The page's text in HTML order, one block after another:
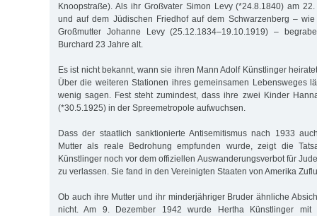
Knoopstraße). Als ihr Großvater Simon Levy (*24.8.1840) am
und auf dem Jüdischen Friedhof auf dem Schwarzenberg –
Großmutter Johanne Levy (25.12.1834–19.10.1919) –
Burchard 23 Jahre alt.
Es ist nicht bekannt, wann sie ihren Mann Adolf Künstlinger
Über die weiteren Stationen ihres gemeinsamen Lebensweges
wenig sagen. Fest steht zumindest, dass ihre zwei Kinder
(*30.5.1925) in der Spreemetropole aufwuchsen.
Dass der staatlich sanktionierte Antisemitismus nach 1933
Mutter als reale Bedrohung empfunden wurde, zeigt die
Künstlinger noch vor dem offiziellen Auswanderungsverbot für
zu verlassen. Sie fand in den Vereinigten Staaten von Amerika
Ob auch ihre Mutter und ihr minderjähriger Bruder ähnliche
nicht. Am 9. Dezember 1942 wurde Hertha Künstlinger mit